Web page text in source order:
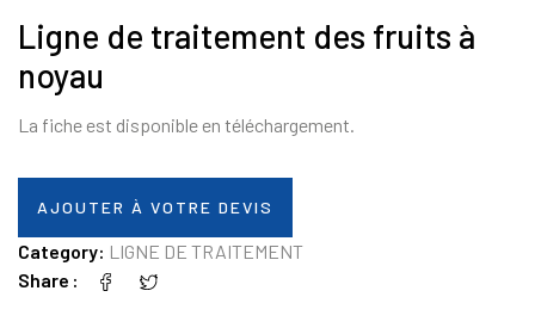
Ligne de traitement des fruits à
noyau
La fiche est disponible en téléchargement.
AJOUTER À VOTRE DEVIS
Category: LIGNE DE TRAITEMENT
Share